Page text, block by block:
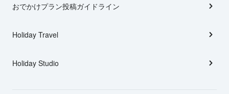
おでかけプラン投稿ガイドライン
Holiday Travel
Holiday Studio